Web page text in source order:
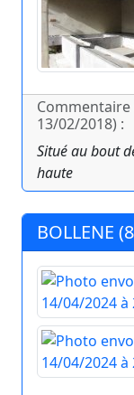
13/02/2018) :
Situé au bout
haute
BOLLENE